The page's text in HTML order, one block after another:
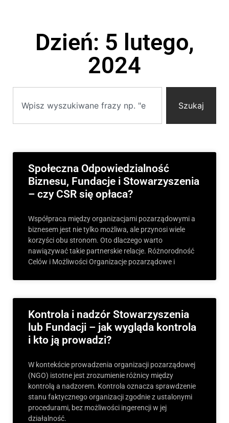
Dzień: 5 lutego,
2024
Szukaj
Społeczna Odpowiedzialność
Biznesu, Fundacje i Stowarzyszenia
– czy CSR się opłaca?
Współpraca między organizacjami pozarządowymi a
biznesem jest nie tylko możliwa, ale przynosi wiele
korzyści obu stronom. Oto dlaczego warto
nawiązywać takie partnerskie relacje. Różnorodność
Celów i Możliwości Organizacje pozarządowe i
Kontrola i nadzór Stowarzyszenia
lub Fundacji – jak wygląda kontrola
i kto ją prowadzi?
W kontekście prowadzenia organizacji pozarządowej
(NGO) istotne jest zrozumienie różnicy między
kontrolą a nadzorem. Kontrola oznacza sprawdzenie
stanu faktycznego organizacji zgodnie z ustalonymi
procedurami, bez możliwości ingerencji w jej
działalność.